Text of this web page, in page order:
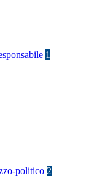
1
politico 2